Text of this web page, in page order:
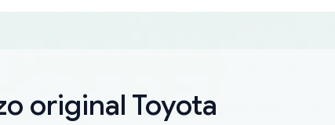
original Toyota